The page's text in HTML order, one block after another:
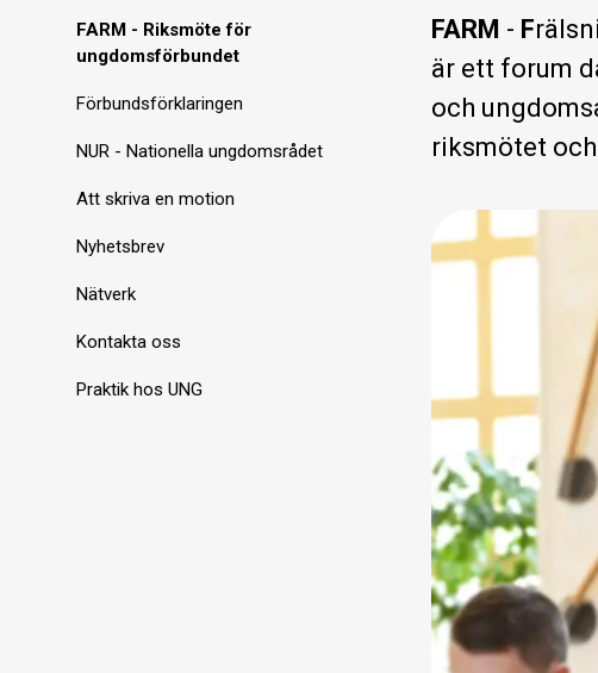
FARM - Riksmöte för
ungdomsförbundet
Förbundsförklaringen
NUR - Nationella ungdomsrådet
Att skriva en motion
Nyhetsbrev
Nätverk
Kontakta oss
Praktik hos UNG
FARM - F
är ett forum
och
riksmötet